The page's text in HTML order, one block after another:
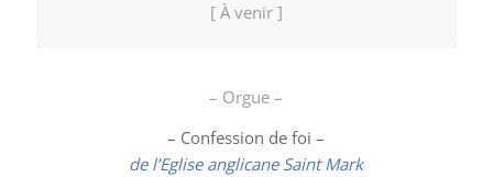
[ À venir ]
– Orgue –
– Confession de foi –
de l’Eglise anglicane Saint Mark